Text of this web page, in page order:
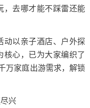
，去哪才能不踩雷还能
以亲子酒店、户外探
核心，已为大家编织了
万家庭出游需求，解锁
兴